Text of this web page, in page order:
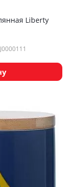
Liberty